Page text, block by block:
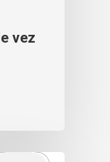
vez